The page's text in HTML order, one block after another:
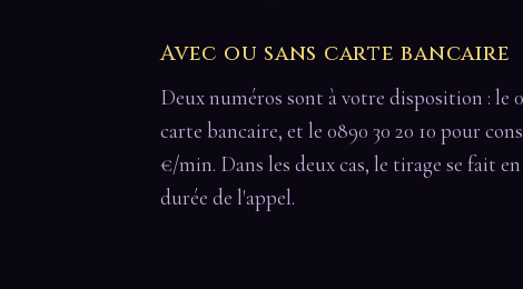
Avec ou sans carte bancaire
Deux numéros sont à votre disposition : le
carte bancaire, et le 0890 30 20 10 pour
€/min. Dans les deux cas, le tirage se fait
durée de l'appel.